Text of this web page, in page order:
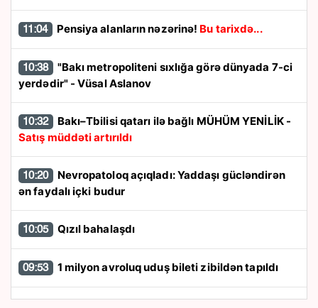
11:04 Pensiya alanların nəzərinə! Bu tarixdə...
10:38
yerdədir" - Vüsal Aslanov
10:32
Bakı–Tbilisi qatarı ilə bağlı MÜHÜM YENİLİK -
Satış müddəti artırıldı
10:20
ən faydalı içki budur
10:05 Qızıl bahalaşdı
09:53 1 milyon avroluq uduş bileti zibildən tapıldı